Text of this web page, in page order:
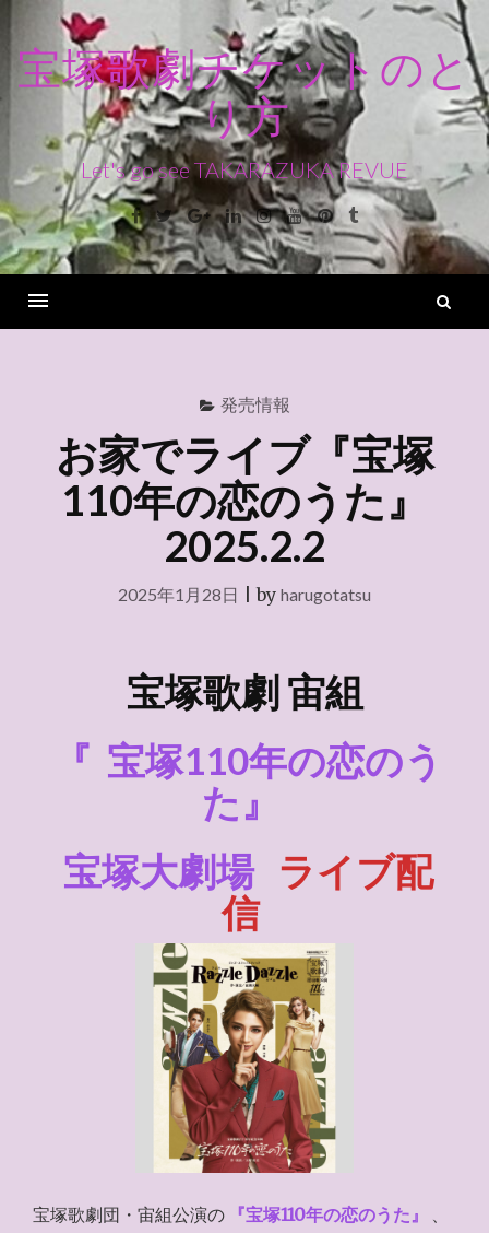
ン
ス
キ
ッ
宝塚歌劇チケットのと
り方
Let's go see TAKARAZUKA REVUE
Facebook
TwitterGoogle+LinkedinInstagram
YoutubePinterest
Tumblr
発売情報
お家でライブ『宝塚
110年の恋のうた』
2025.2.2
2025年1月28日 |by harugotatsu
宝塚歌劇 宙組
『 宝塚110年の恋のう
た』
宝塚大劇場 ライブ配
信
宝塚歌劇団・宙組公演の 『宝塚110年の恋のうた』
、